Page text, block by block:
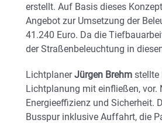
erstellt. Auf Basis dieses
Angebot zur Umsetzung der
41.240 Euro. Da die
der Straßenbeleuchtung in
LichtplanerJürgen Brehm stellte
Lichtplanung mit einfließen, vor.
Energieeffizienz und Sicherheit.
Busspur inklusive Auffahrt, die